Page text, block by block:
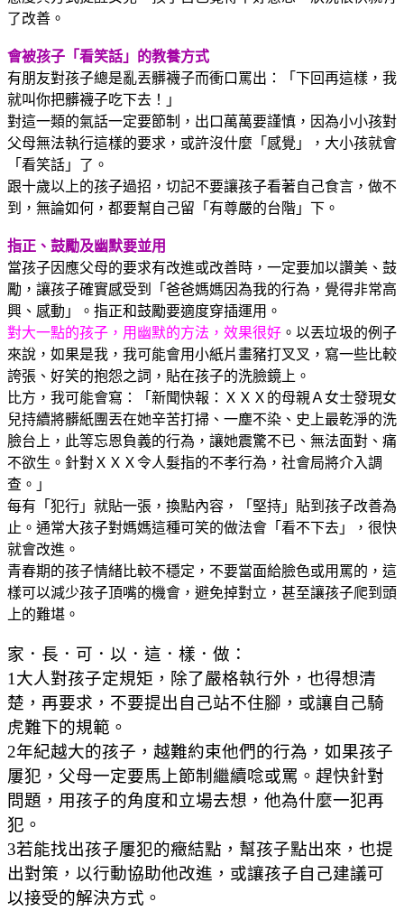
了改善。
會被孩子「看笑話」的教養方式
有朋友對孩子總是亂丟髒襪子而衝口罵出：「下回再這樣，我
就叫你把髒襪子吃下去！」
對這一類的氣話一定要節制，出口萬萬要謹慎，因為小小孩對
父母無法執行這樣的要求，或許沒什麼「感覺」，大小孩就會
「看笑話」了。
跟十歲以上的孩子過招，切記不要讓孩子看著自己食言，做不
到，無論如何，都要幫自己留「有尊嚴的台階」下。
指正、鼓勵及幽默要並用
當孩子因應父母的要求有改進或改善時，一定要加以讚美、鼓
勵，讓孩子確實感受到「爸爸媽媽因為我的行為，覺得非常高
興、感動」。指正和鼓勵要適度穿插運用。
對大一點的孩子，用幽默的方法，效果很好 。以丟垃圾的例子
來說，如果是我，我可能會用小紙片畫豬打叉叉，寫一些比較
誇張、好笑的抱怨之詞，貼在孩子的洗臉鏡上。
比方，我可能會寫：「新聞快報：ＸＸＸ的母親Ａ女士發現女
兒持續將髒紙團丟在她辛苦打掃、一塵不染、史上最乾淨的洗
臉台上，此等忘恩負義的行為，讓她震驚不已、無法面對、痛
不欲生。針對ＸＸＸ令人髮指的不孝行為，社會局將介入調
查。」
每有「犯行」就貼一張，換點內容，「堅持」貼到孩子改善為
止。通常大孩子對媽媽這種可笑的做法會「看不下去」，很快
就會改進。
青春期的孩子情緒比較不穩定，不要當面給臉色或用罵的，這
樣可以減少孩子頂嘴的機會，避免掉對立，甚至讓孩子爬到頭
上的難堪。
家．長．可．以．這．樣．做：
1大人對孩子定規矩，除了嚴格執行外，也得想清
楚，再要求，不要提出自己站不住腳，或讓自己騎
虎難下的規範。
2年紀越大的孩子，越難約束他們的行為，如果孩子
屢犯，父母一定要馬上節制繼續唸或罵。趕快針對
問題，用孩子的角度和立場去想，他為什麼一犯再
犯。
3若能找出孩子屢犯的癥結點，幫孩子點出來，也提
出對策，以行動協助他改進，或讓孩子自己建議可
以接受的解決方式。